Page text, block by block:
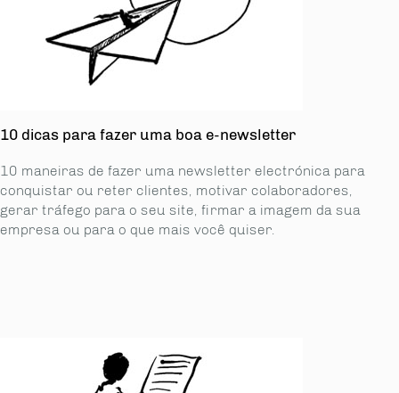
10 dicas para fazer uma boa e-newsletter
10 maneiras de fazer uma newsletter electrónica para
conquistar ou reter clientes, motivar colaboradores,
gerar tráfego para o seu site, firmar a imagem da sua
empresa ou para o que mais você quiser.